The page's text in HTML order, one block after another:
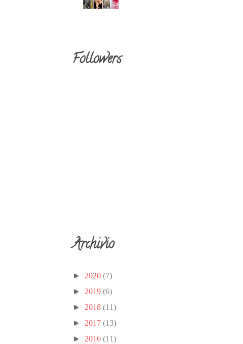
Followers
Archivio
► 2020 (7)
► 2019 (6)
► 2018 (11)
► 2017 (13)
► 2016 (11)